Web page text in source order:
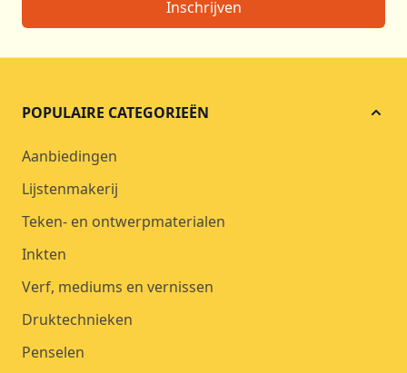
Inschrijven
POPULAIRE CATEGORIEËN
Aanbiedingen
Lijstenmakerij
Teken- en ontwerpmaterialen
Inkten
Verf, mediums en vernissen
Druktechnieken
Penselen